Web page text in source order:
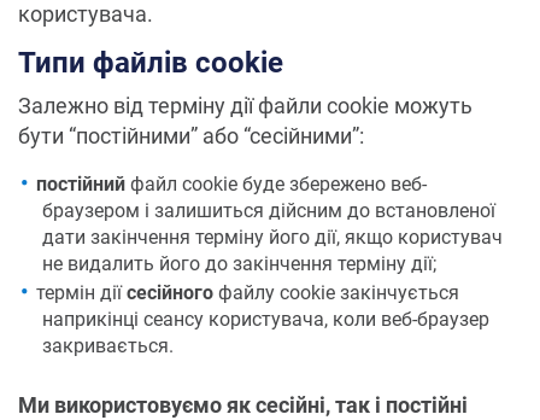
користувача.
Типи файлів cookie
Залежно від терміну дії файли cookie можуть
бути “постійними” або “сесійними”:
постійний файл cookie буде збережено веб-
браузером і залишиться дійсним до встановленої
дати закінчення терміну його дії, якщо користувач
не видалить його до закінчення терміну дії;
термін діїсесійного файлу cookie закінчується
наприкінці сеансу користувача, коли веб-браузер
закривається.
Ми використовуємо як сесійні, так і постійні